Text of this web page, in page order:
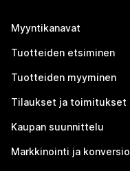
Myyntikanavat
Tuotteiden etsiminen
Tuotteiden myyminen
Tilaukset ja toimitukset
Kaupan suunnittelu
Markkinointi ja konversio